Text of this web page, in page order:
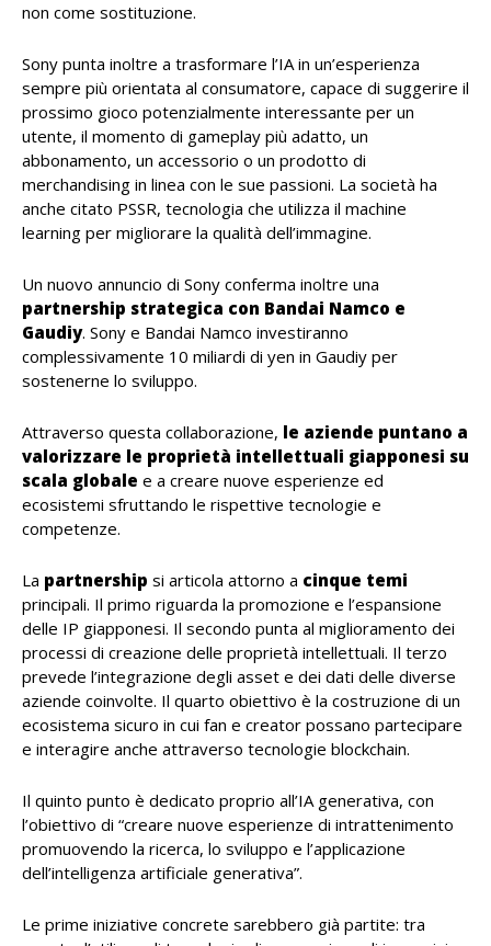
non come sostituzione.
Sony punta inoltre a trasformare l’IA in un’esperienza
sempre più orientata al consumatore, capace di suggerire il
prossimo gioco potenzialmente interessante per un
utente, il momento di gameplay più adatto, un
abbonamento, un accessorio o un prodotto di
merchandising in linea con le sue passioni. La società ha
anche citato PSSR, tecnologia che utilizza il machine
learning per migliorare la qualità dell’immagine.
Un nuovo annuncio di Sony conferma inoltre una
partnership strategica con Bandai Namco e
Gaudiy. Sony e Bandai Namco investiranno
complessivamente 10 miliardi di yen in Gaudiy per
sostenerne lo sviluppo.
Attraverso questa collaborazione, le aziende puntano a
valorizzare le proprietà intellettuali giapponesi su
scala globale e a creare nuove esperienze ed
ecosistemi sfruttando le rispettive tecnologie e
competenze.
La partnership si articola attorno a cinque temi
principali. Il primo riguarda la promozione e l’espansione
delle IP giapponesi. Il secondo punta al miglioramento dei
processi di creazione delle proprietà intellettuali. Il terzo
prevede l’integrazione degli asset e dei dati delle diverse
aziende coinvolte. Il quarto obiettivo è la costruzione di un
ecosistema sicuro in cui fan e creator possano partecipare
e interagire anche attraverso tecnologie blockchain.
Il quinto punto è dedicato proprio all’IA generativa, con
l’obiettivo di “creare nuove esperienze di intrattenimento
promuovendo la ricerca, lo sviluppo e l’applicazione
dell’intelligenza artificiale generativa”.
Le prime iniziative concrete sarebbero già partite: tra